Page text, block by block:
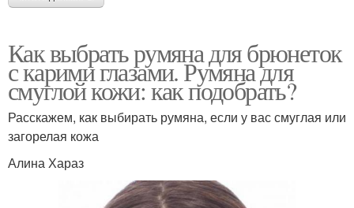
Как выбрать румяна для брюнеток
с карими глазами. Румяна для
смуглой кожи: как подобрать?
Расскажем, как выбирать румяна, если у вас смуглая или
загорелая кожа
Алина Хараз